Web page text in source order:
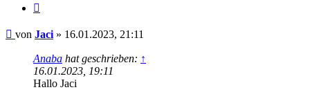
Beitrag
von Jaci » 16.01.2023, 21:11
Anaba hat geschrieben: ↑
16.01.2023, 19:11
Hallo Jaci